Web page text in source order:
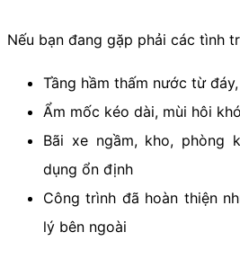
Nếu bạn đang gặp phải các tình
Tầng hầm thấm nước từ
Ẩm mốc kéo dài, mùi hôi
Bãi xe ngầm, kho, phòng
dụng ổn định
Công trình đã hoàn thiện
lý bên ngoài